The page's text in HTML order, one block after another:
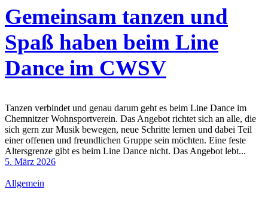
Gemeinsam tanzen und
Spaß haben beim Line
Dance im CWSV
Tanzen verbindet und genau darum geht es beim Line Dance im
Chemnitzer Wohnsportverein. Das Angebot richtet sich an alle, die
sich gern zur Musik bewegen, neue Schritte lernen und dabei Teil
einer offenen und freundlichen Gruppe sein möchten. Eine feste
Altersgrenze gibt es beim Line Dance nicht. Das Angebot lebt...
5. März 2026
Allgemein